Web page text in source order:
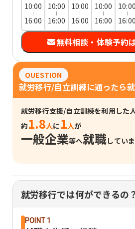
10:00
16:00
10:00
16:00
10:00
16:00
10:00
16:00
10:00
16:00
無料相談・体験予約
QUESTION
就労移行/自立訓練に通ったら
就労移行支援/自立訓練を利用した
約1.8人に 1人が
一般企業等へ就職してい
就労移行では何ができるの
POINT 1